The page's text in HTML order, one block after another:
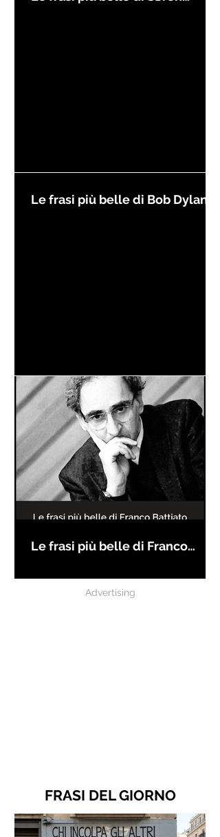
Le frasi più belle di Bob Dylan
Le frasi più belle di Franco
Advertising
FRASI DEL GIORNO